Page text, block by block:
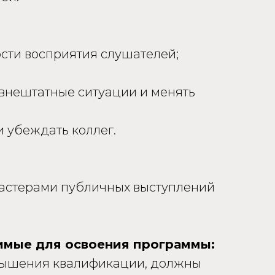
восприятия слушателей;
ситуации и менять
коллег.
публичных выступлений
для освоения программы:
квалификации, должны